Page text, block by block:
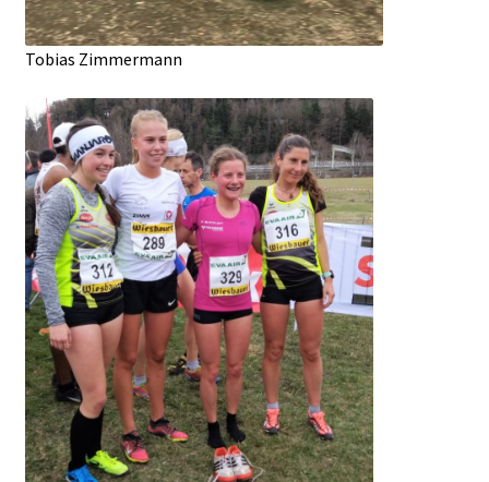
Tobias Zimmermann